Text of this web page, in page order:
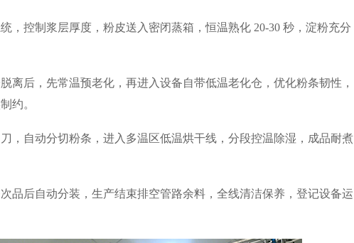
，控制浆层厚度，粉皮送入密闭蒸箱，恒温熟化 20-30 秒，淀粉充分
离后，先常温预老化，再进入设备自带低温老化仓，优化粉条韧性，
约。
，自动分切粉条，进入多温区低温烘干线，分段控温除湿，成品耐煮
品后自动分装，生产结束排空管路余料，全线清洁保养，登记设备运